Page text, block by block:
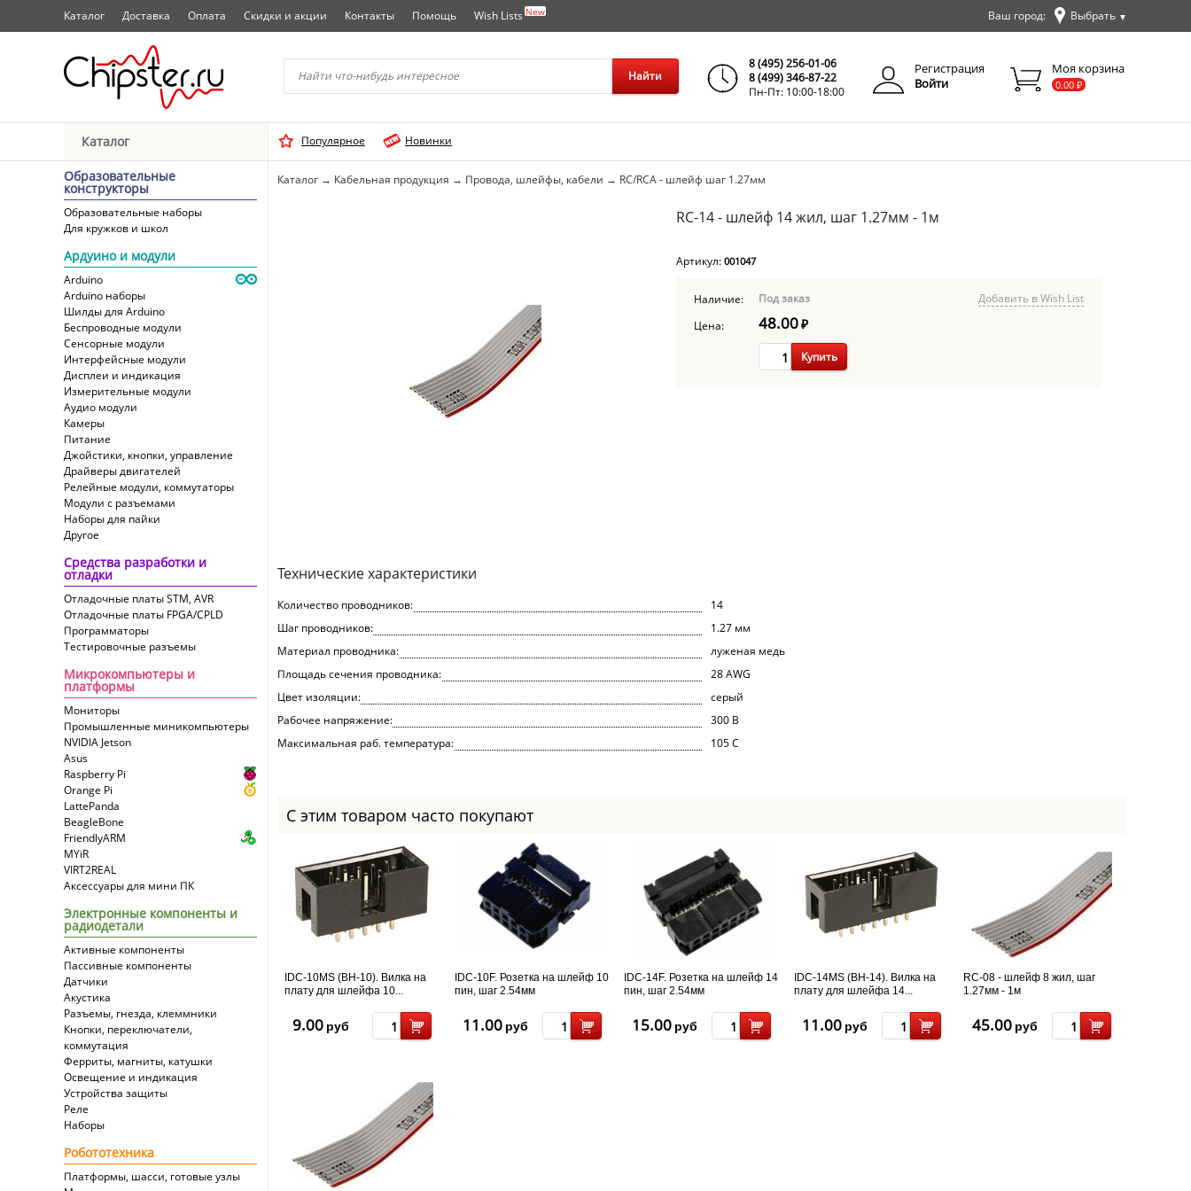
Начните водить название города..
Каталог Доставка Оплата Скидки и акции Контакты Помощь Wish Lists New Ваш город: Выбрать ▼
Найти
8 (495) 256-01-06
8 (499) 346-87-22
Пн-Пт: 10:00-18:00
Регистрация
Войти
Моя корзина
0.00 ₽
Каталог Популярное Новинки
Образовательные
конструкторы
Образовательные наборы
Для кружков и школ
Ардуино и модули
Arduino
Arduino наборы
Шилды для Arduino
Беспроводные модули
Сенсорные модули
Интерфейсные модули
Дисплеи и индикация
Измерительные модули
Аудио модули
Камеры
Питание
Джойстики, кнопки, управление
Драйверы двигателей
Релейные модули, коммутаторы
Модули с разъемами
Наборы для пайки
Другое
Средства разработки и
отладки
Отладочные платы STM, AVR
Отладочные платы FPGA/CPLD
Программаторы
Тестировочные разъемы
Микрокомпьютеры и
платформы
Мониторы
Промышленные миникомпьютеры
NVIDIA Jetson
Asus
Raspberry Pi
Orange Pi
LattePanda
BeagleBone
FriendlyARM
MYiR
VIRT2REAL
Аксессуары для мини ПК
Электронные компоненты и
радиодетали
Активные компоненты
Пассивные компоненты
Датчики
Акустика
Разъемы, гнезда, клеммники
Кнопки, переключатели,
коммутация
Ферриты, магниты, катушки
Освещение и индикация
Устройства защиты
Реле
Наборы
Робототехника
Платформы, шасси, готовые узлы
Каталог → Кабельная продукция → Провода, шлейфы, кабели → RC/RCA - шлейф шаг 1.27мм
RC-14 - шлейф 14 жил, шаг 1.27мм - 1м
Артикул: 001047
Наличие: Под заказ
Добавить в Wish List
Цена:
48.00₽
Купить
Технические характеристики
Количество проводников:
14
Шаг проводников:
1.27 мм
Материал проводника:
луженая медь
Площадь сечения проводника:
28 AWG
Цвет изоляции:
серый
Рабочее напряжение:
300 В
Максимальная раб. температура:
105 С
С этим товаром часто покупают
IDC-10MS (BH-10). Вилка на
плату для шлейфа 10...
9.00 руб
IDC-10F. Розетка на шлейф 10
пин, шаг 2.54мм
11.00 руб
IDC-14F. Розетка на шлейф 14
пин, шаг 2.54мм
15.00 руб
IDC-14MS (BH-14). Вилка на
плату для шлейфа 14...
11.00 руб
RC-08 - шлейф 8 жил, шаг
1.27мм - 1м
45.00 руб